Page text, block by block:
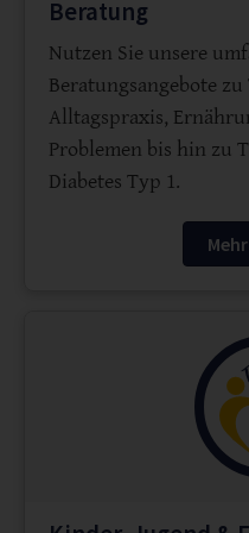
Beratung
Nutzen Sie unsere
Beratungsangebote
Alltagspraxis,
Problemen bis hin zu
Diabetes Typ 1.